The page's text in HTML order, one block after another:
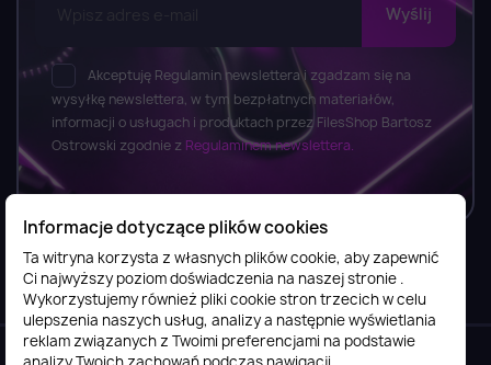
Akceptuję Regulamin newslettera i zgadzam się na
wysyłkę newslettera, w tym bezpłatnych materiałów,
informacji o usługach i produktach przez FilesShop Bartosz
Ostrowski zgodnie z Regulaminem newslettera.
Informacje
Obsługa klienta
Informacje dotyczące plików cookies
Ta witryna korzysta z własnych plików cookie, aby zapewnić
Ci najwyższy poziom doświadczenia na naszej stronie .
Wykorzystujemy również pliki cookie stron trzecich w celu
ulepszenia naszych usług, analizy a następnie wyświetlania
reklam związanych z Twoimi preferencjami na podstawie